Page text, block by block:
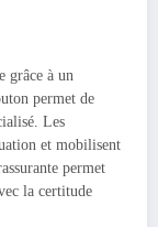
grâce à un
permet de
Les
et mobilisent
permet
la certitude